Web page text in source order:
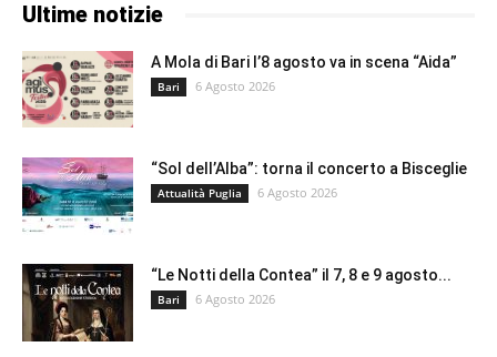
Ultime notizie
A Mola di Bari l’8 agosto va in scena “Aida”
Bari 6 Agosto 2026
“Sol dell’Alba”: torna il concerto a Bisceglie
Attualità Puglia 6 Agosto 2026
“Le Notti della Contea” il 7, 8 e 9 agosto...
Bari 6 Agosto 2026